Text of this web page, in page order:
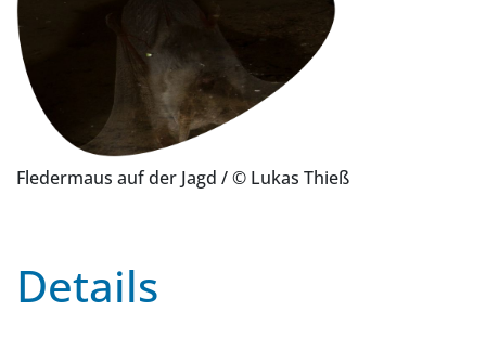
Fledermaus auf der Jagd / © Lukas Thieß
Details